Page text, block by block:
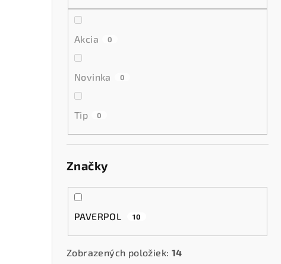
Akcia 0
Novinka 0
Tip 0
Značky
PAVERPOL 10
Zobrazených položiek: 14